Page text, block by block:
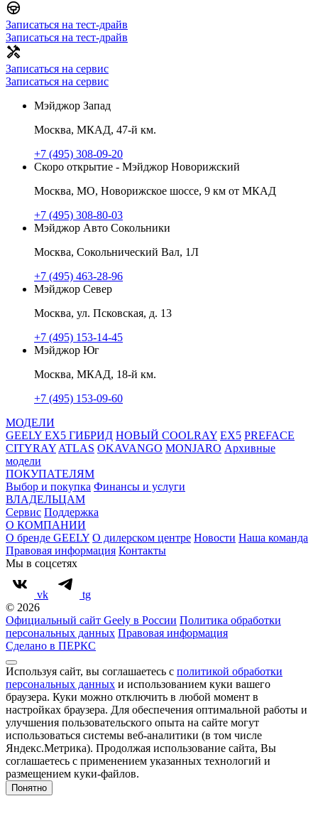
Записаться на тест-драйв
Записаться на тест-драйв
Записаться на сервис
Записаться на сервис
Мэйджор Запад
Москва, МКАД, 47-й км.
+7 (495) 308-09-20
Скоро открытие - Мэйджор Новорижский
Москва, МО, Новорижское шоссе, 9 км от МКАД
+7 (495) 308-80-03
Мэйджор Авто Сокольники
Москва, Сокольнический Вал, 1Л
+7 (495) 463-28-96
Мэйджор Север
Москва, ул. Псковская, д. 13
+7 (495) 153-14-45
Мэйджор Юг
Москва, МКАД, 18-й км.
+7 (495) 153-09-60
МОДЕЛИ
GEELY EX5 ГИБРИД НОВЫЙ COOLRAY EX5 PREFACE
CITYRAY ATLAS OKAVANGO MONJARO Архивные
модели
ПОКУПАТЕЛЯМ
Выбор и покупка Финансы и услуги
ВЛАДЕЛЬЦАМ
Сервис Поддержка
О КОМПАНИИ
О бренде GEELY О дилерском центре Новости Наша команда
Правовая информация Контакты
Мы в соцсетях
vk
tg
© 2026
Официальный сайт Geely в России Политика обработки
персональных данных Правовая информация
Сделано в ПЕРКС
Используя сайт, вы соглашаетесь с политикой обработки
персональных данных и использованием куки вашего
браузера. Куки можно отключить в любой момент в
настройках браузера. Для обеспечения оптимальной работы и
улучшения пользовательского опыта на сайте могут
использоваться системы веб-аналитики (в том числе
Яндекс.Метрика). Продолжая использование сайта, Вы
соглашаетесь с применением указанных технологий и
размещением куки-файлов.
Понятно